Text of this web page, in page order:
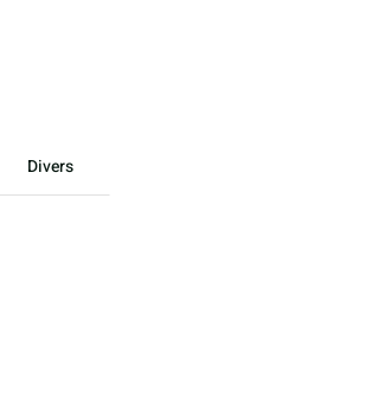
Divers